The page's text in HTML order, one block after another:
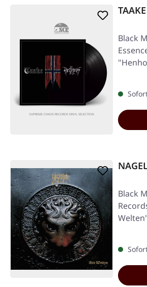
Black
Black